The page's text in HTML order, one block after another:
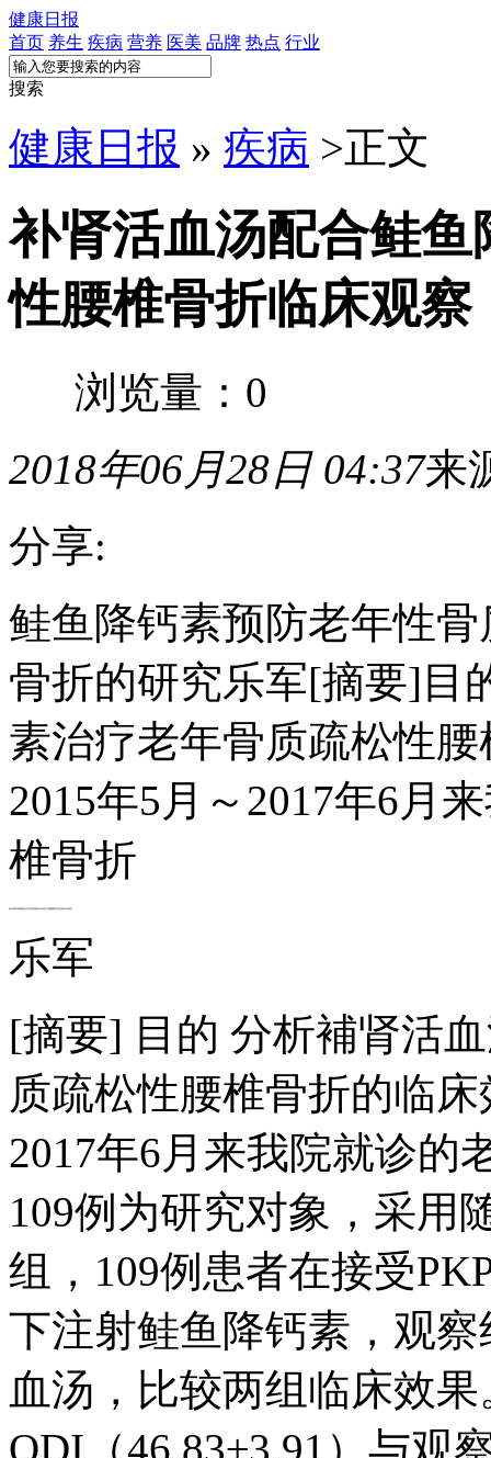
健康日报
首页 养生 疾病 营养 医美 品牌 热点 行业
搜索
健康日报 » 疾病 >正文
补肾活血汤配合鲑
性腰椎骨折临床观察
浏览量：0
2018年06月28日 04:37来
分享:
鲑鱼降钙素预防老年性
骨折的研究乐军[摘要]目
素治疗老年骨质疏松性
2015年5月～2017年6月
椎骨折
鲑鱼降钙素预防老年性骨质疏松患者发生胸腰椎压缩性骨折的研究
乐军
[摘要] 目的 分析補肾活
质疏松性腰椎骨折的临
2017年6月来我院就诊的
109例为研究对象，采用
组，109例患者在接受
下注射鲑鱼降钙素，观
血汤，比较两组临床效
ODI（46.83±3.91）与观